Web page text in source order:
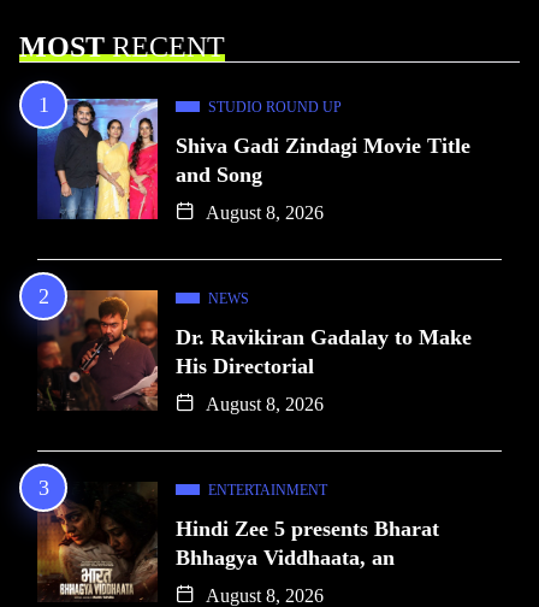
MOSTRECENT
STUDIO ROUND UP
Shiva Gadi Zindagi Movie Title
and Song
August 8, 2026
NEWS
Dr. Ravikiran Gadalay to Make
His Directorial
August 8, 2026
ENTERTAINMENT
Hindi Zee 5 presents Bharat
Bhhagya Viddhaata, an
August 8, 2026